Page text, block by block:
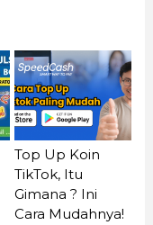
Top Up Koin
TikTok, Itu
Gimana ? Ini
Cara Mudahnya!